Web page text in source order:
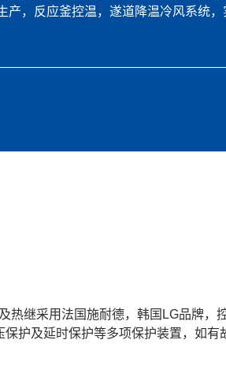
，反应釜控温，遂道降温冷风系统，
热继采用法国施耐德，韩国LG品牌，
护及延时保护等多项保护装置，如有